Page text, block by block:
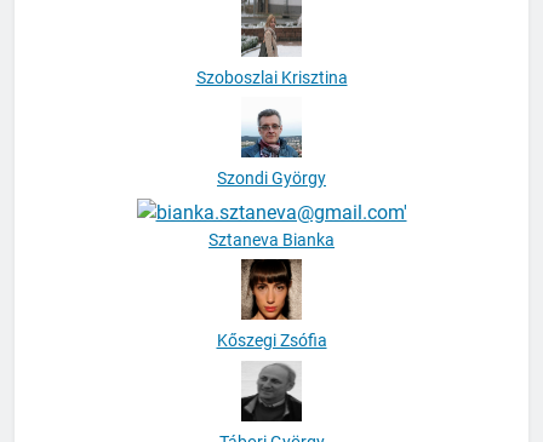
Szoboszlai Krisztina
Szondi György
Sztaneva Bianka
Kőszegi Zsófia